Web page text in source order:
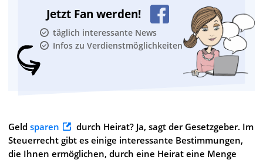
Jetzt Fan werden!
täglich interessante News
Infos zu Verdienstmöglichkeiten
Geld sparen
durch Heirat? Ja, sagt der Gesetzgeber. Im
Steuerrecht gibt es einige interessante Bestimmungen,
die Ihnen ermöglichen, durch eine Heirat eine Menge